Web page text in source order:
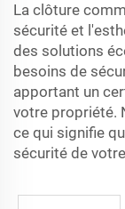
La clôture
sécurité et
des solutions
besoins de
apportant un
votre propriété.
ce qui signifie
sécurité de